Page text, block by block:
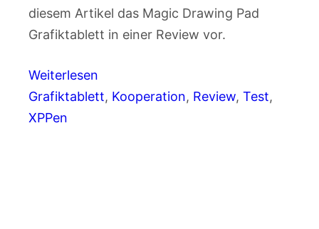
diesem Artikel das Magic Drawing Pad
Grafiktablett in einer Review vor.
Weiterlesen
Grafiktablett, Kooperation, Review, Test
XPPen